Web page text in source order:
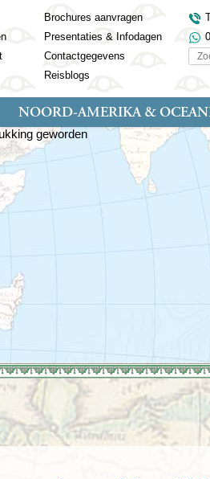
Brochures aanvragen
Presentaties & Infodagen
Contactgegevens
Reisblogs
Griekenland
Montenegro
Landen
Bangladesh
Laos
Malediven
NOORD-AMERIKA &
Soort reizen
Rondreis (7)
Familiereis (2)
Natuur (5)
Landen
Nieuw-
Soort reizen
Familiereis (9)
Fietsreis (1)